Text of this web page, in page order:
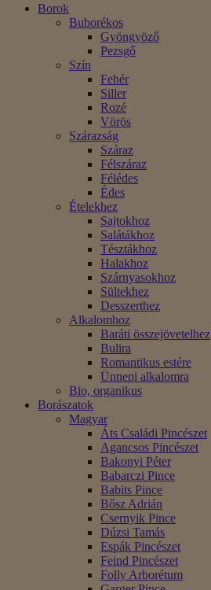
Borok
Buborékos
Gyöngyöző
Pezsgő
Szín
Fehér
Siller
Rozé
Vörös
Szárazság
Száraz
Félszáraz
Félédes
Édes
Ételekhez
Sajtokhoz
Salátákhoz
Tésztákhoz
Halakhoz
Szárnyasokhoz
Sültekhez
Desszerthez
Alkalomhoz
Baráti összejövetelhez
Bulira
Romantikus estére
Ünnepi alkalomra
Bio, organikus
Borászatok
Magyar
Áts Családi Pincészet
Agancsos Pincészet
Bakonyi Péter
Babarczi Pince
Babits Pince
Bősz Adrián
Csernyik Pince
Dúzsi Tamás
Espák Pincészet
Feind Pincészet
Folly Arborétum